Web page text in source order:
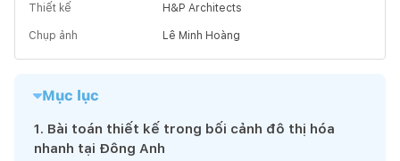
Thiết kế H&P Architects
Chụp ảnh Lê Minh Hoàng
Mục lục
1. Bài toán thiết kế trong bối cảnh đô thị hóa
nhanh tại Đông Anh